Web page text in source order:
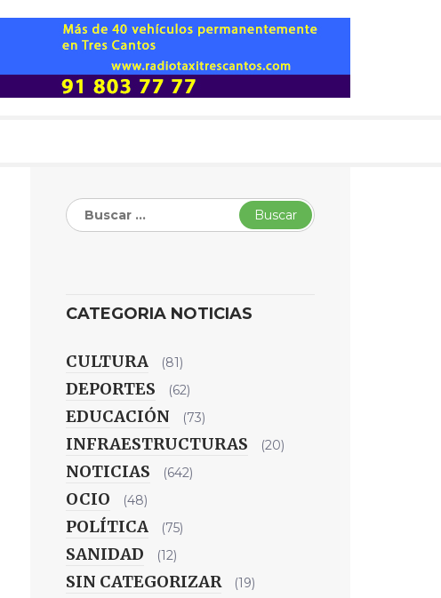
Buscar:
CATEGORIA NOTICIAS
CULTURA (81)
DEPORTES (62)
EDUCACIÓN (73)
INFRAESTRUCTURAS (20)
NOTICIAS (642)
OCIO (48)
POLÍTICA (75)
SANIDAD (12)
SIN CATEGORIZAR (19)